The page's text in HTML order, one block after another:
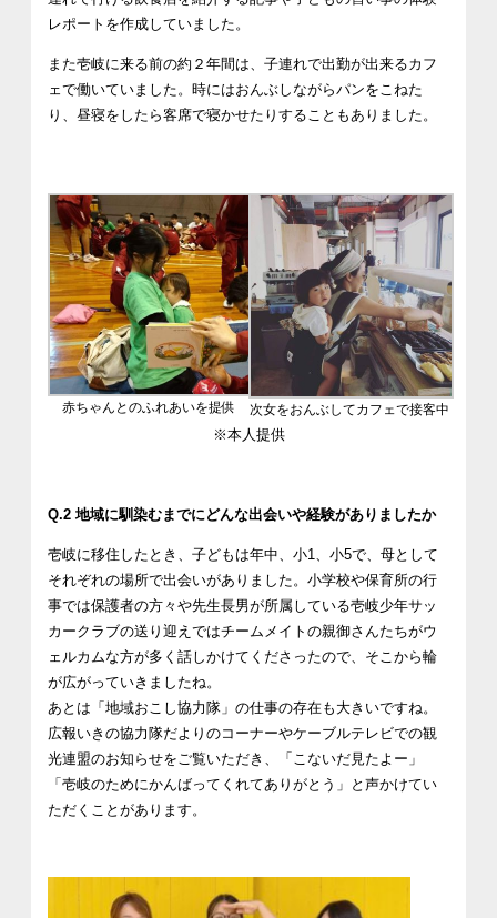
レポートを作成していました。
また壱岐に来る前の約２年間は、子連れで出勤が出来るカフ
ェで働いていました。時にはおんぶしながらパンをこねた
り、昼寝をしたら客席で寝かせたりすることもありました。
赤ちゃんとのふれあいを提供 次女をおんぶしてカフェで接客中
※本人提供
Q.2 地域に馴染むまでにどんな出会いや経験がありましたか
壱岐に移住したとき、子どもは年中、小1、小5で、母として
それぞれの場所で出会いがありました。小学校や保育所の行
事では保護者の方々や先生長男が所属している壱岐少年サッ
カークラブの送り迎えではチームメイトの親御さんたちがウ
ェルカムな方が多く話しかけてくださったので、そこから輪
が広がっていきましたね。
あとは「地域おこし協力隊」の仕事の存在も大きいですね。
広報いきの協力隊だよりのコーナーやケーブルテレビでの観
光連盟のお知らせをご覧いただき、「こないだ見たよー」
「壱岐のためにかんばってくれてありがとう」と声かけてい
ただくことがあります。